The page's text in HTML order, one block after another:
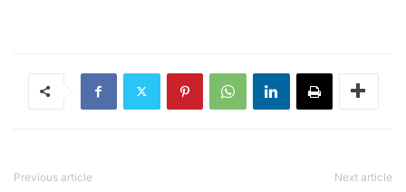
Previous article Next article